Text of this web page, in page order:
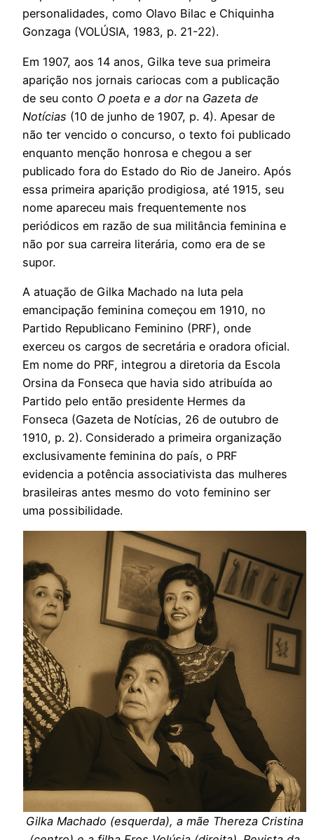
personalidades, como Olavo Bilac e Chiquinha
Gonzaga (VOLÚSIA, 1983, p. 21-22).
Em 1907, aos 14 anos, Gilka teve sua primeira
aparição nos jornais cariocas com a publicação
de seu conto O poeta e a dorna Gazeta de
Notícias (10 de junho de 1907, p. 4). Apesar de
não ter vencido o concurso, o texto foi publicado
enquanto menção honrosa e chegou a ser
publicado fora do Estado do Rio de Janeiro. Após
essa primeira aparição prodigiosa, até 1915, seu
nome apareceu mais frequentemente nos
periódicos em razão de sua militância feminina e
não por sua carreira literária, como era de se
supor.
A atuação de Gilka Machado na luta pela
emancipação feminina começou em 1910, no
Partido Republicano Feminino (PRF), onde
exerceu os cargos de secretária e oradora oficial.
Em nome do PRF, integrou a diretoria da Escola
Orsina da Fonseca que havia sido atribuída ao
Partido pelo então presidente Hermes da
Fonseca (Gazeta de Notícias, 26 de outubro de
1910, p. 2). Considerado a primeira organização
exclusivamente feminina do país, o PRF
evidencia a potência associativista das mulheres
brasileiras antes mesmo do voto feminino ser
uma possibilidade.
Gilka Machado (esquerda), a mãe Thereza Cristina